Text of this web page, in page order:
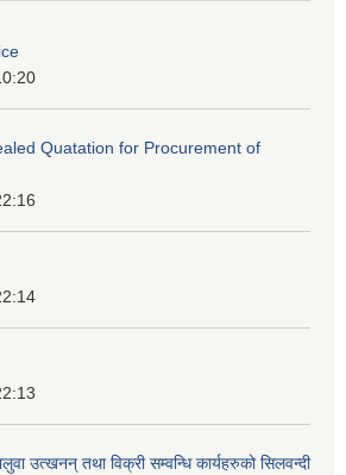
Quatation for Procurement of
उत्खनन् तथा विक्री सम्वन्धि कार्यहरुको सिलवन्दी